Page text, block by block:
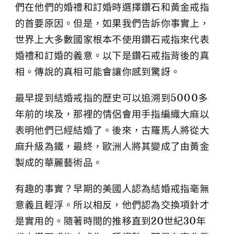
們在他們的婚禮和訂婚時選擇鑽石和黃金戒指
的首要原因。但是，如果我們告訴你事實上，
世界上大多數國家根本不使用鑽石戒指來代表
婚禮和訂婚的義意。以下是鑽石戒指背後的真
相。傳說的真相可能會讓你感到驚訝。
最早提到結婚戒指的歷史可以追溯到5000多
年前的埃及，那裡的情侶會用手指編織大麻以
表明他們已經結婚了。後來，古羅馬人將從大
麻升級為鐵，最終，歐洲人將其變成了由黃金
製成的華麗藝術品。
有趣的事實？早期的美國人認為結婚戒指毫無
意義且輕浮。所以相反，他們認為交換項針才
是實用的。隨著時間的推移直到20世紀30年